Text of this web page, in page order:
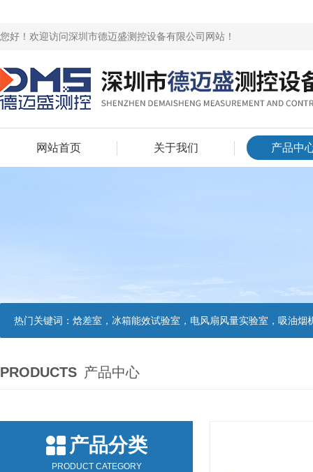
您好！欢迎访问深圳市德迈盛测控设备有限公司网站！
网站首页 关于我们 产品中
热门关键词： 焓差室，冰箱能效试验室，电风扇风量实验室，吸油烟机油脂分离度试验装置，吸油烟机空气性能试验装置，吸油烟机气味
PRODUCTS 产品中心
产品分类
PRODUCT CATEGORY